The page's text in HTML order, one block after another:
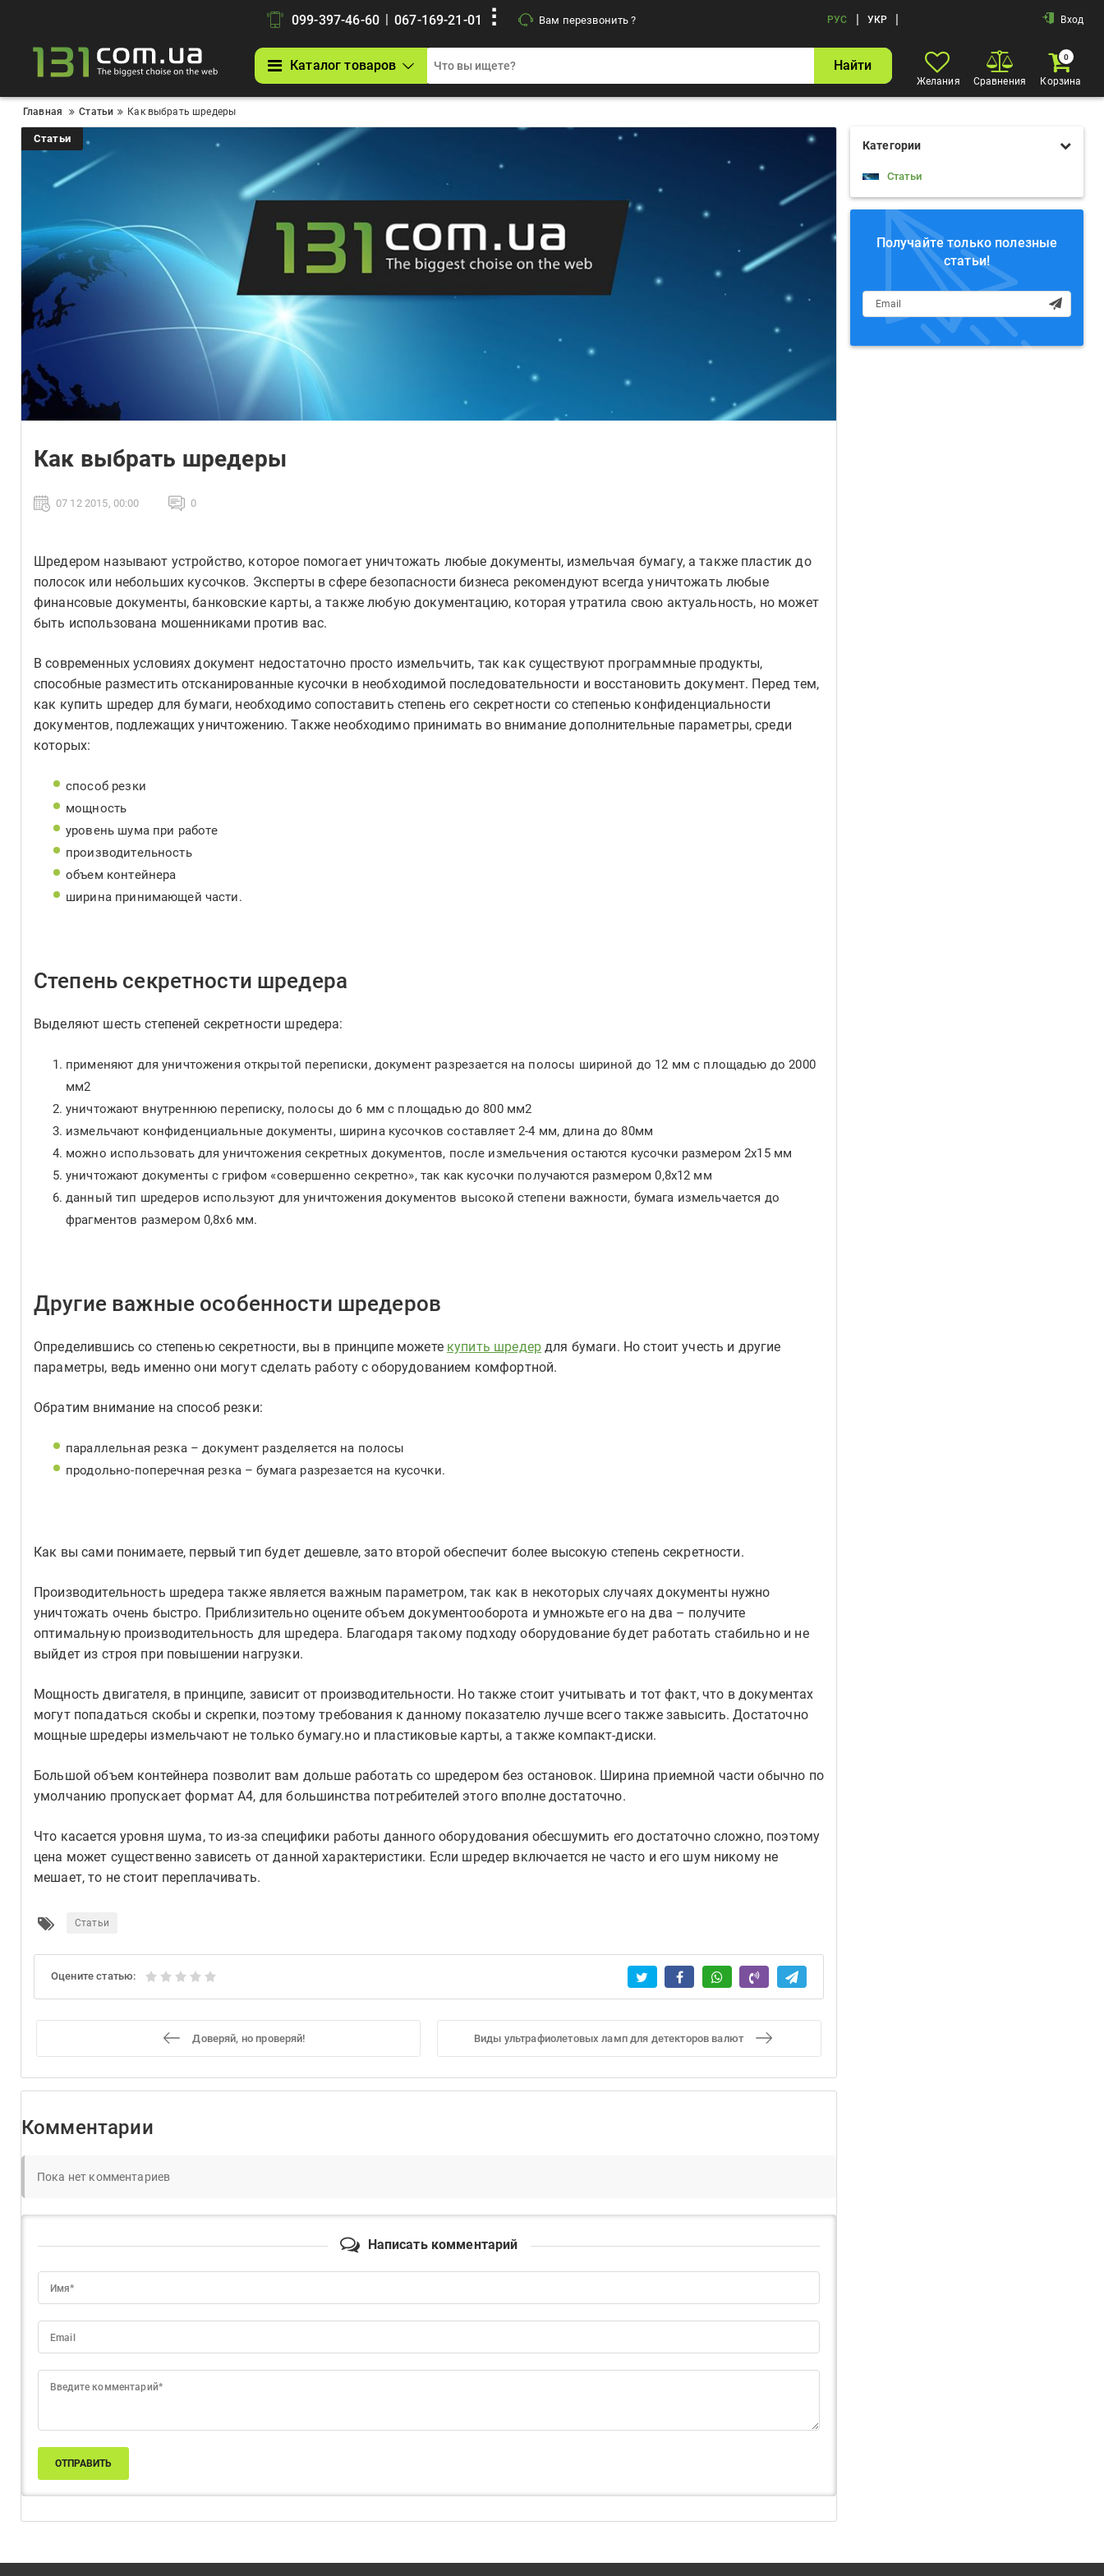
099-397-46-60 | 067-169-21-01 Вам перезвонить ? РУС | УКР | Вход
Каталог товаров Найти
Желания Сравнения
0
Корзина
Главная Статьи Как выбрать шредеры
Категории
Статьи
Получайте только полезные
статьи!
Статьи
Как выбрать шредеры
07 12 2015, 00:00 0
Шредером называют устройство, которое помогает уничтожать любые документы, измельчая бумагу, а также пластик до
полосок или небольших кусочков. Эксперты в сфере безопасности бизнеса рекомендуют всегда уничтожать любые
финансовые документы, банковские карты, а также любую документацию, которая утратила свою актуальность, но может
быть использована мошенниками против вас.
В современных условиях документ недостаточно просто измельчить, так как существуют программные продукты,
способные разместить отсканированные кусочки в необходимой последовательности и восстановить документ. Перед тем,
как купить шредер для бумаги, необходимо сопоставить степень его секретности со степенью конфиденциальности
документов, подлежащих уничтожению. Также необходимо принимать во внимание дополнительные параметры, среди
которых:
способ резки
мощность
уровень шума при работе
производительность
объем контейнера
ширина принимающей части.
Степень секретности шредера
Выделяют шесть степеней секретности шредера:
применяют для уничтожения открытой переписки, документ разрезается на полосы шириной до 12 мм с площадью до 2000
мм2
уничтожают внутреннюю переписку, полосы до 6 мм с площадью до 800 мм2
измельчают конфиденциальные документы, ширина кусочков составляет 2-4 мм, длина до 80мм
можно использовать для уничтожения секретных документов, после измельчения остаются кусочки размером 2х15 мм
уничтожают документы с грифом «совершенно секретно», так как кусочки получаются размером 0,8х12 мм
данный тип шредеров используют для уничтожения документов высокой степени важности, бумага измельчается до
фрагментов размером 0,8х6 мм.
Другие важные особенности шредеров
Определившись со степенью секретности, вы в принципе можете купить шредердля бумаги. Но стоит учесть и другие
параметры, ведь именно они могут сделать работу с оборудованием комфортной.
Обратим внимание на способ резки:
параллельная резка – документ разделяется на полосы
продольно-поперечная резка – бумага разрезается на кусочки.
Как вы сами понимаете, первый тип будет дешевле, зато второй обеспечит более высокую степень секретности.
Производительность шредера также является важным параметром, так как в некоторых случаях документы нужно
уничтожать очень быстро. Приблизительно оцените объем документооборота и умножьте его на два – получите
оптимальную производительность для шредера. Благодаря такому подходу оборудование будет работать стабильно и не
выйдет из строя при повышении нагрузки.
Мощность двигателя, в принципе, зависит от производительности. Но также стоит учитывать и тот факт, что в документах
могут попадаться скобы и скрепки, поэтому требования к данному показателю лучше всего также завысить. Достаточно
мощные шредеры измельчают не только бумагу.но и пластиковые карты, а также компакт-диски.
Большой объем контейнера позволит вам дольше работать со шредером без остановок. Ширина приемной части обычно по
умолчанию пропускает формат А4, для большинства потребителей этого вполне достаточно.
Что касается уровня шума, то из-за специфики работы данного оборудования обесшумить его достаточно сложно, поэтому
цена может существенно зависеть от данной характеристики. Если шредер включается не часто и его шум никому не
мешает, то не стоит переплачивать.
Статьи
Оцените статью:
Доверяй, но проверяй! Виды ультрафиолетовых ламп для детекторов валют
Комментарии
Пока нет комментариев
Написать комментарий
Имя*
Email
Введите комментарий*
ОТПРАВИТЬ